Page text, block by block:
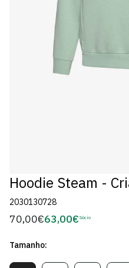
Hoodie Steam -
2030130728
Preço
70,00€Preço
Sócio
63,00€ Sócio
Tamanho: